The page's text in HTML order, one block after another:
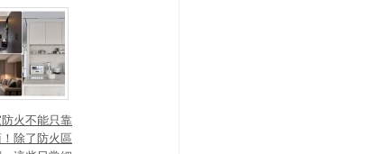
全球的軟裝
家具推薦
防火不能只靠
除了防火區